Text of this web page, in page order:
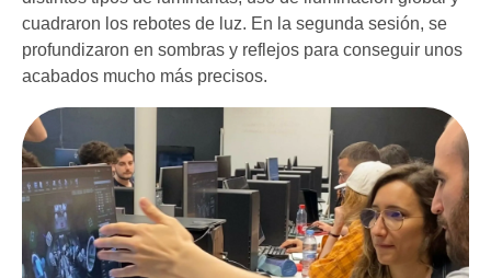
cuadraron los rebotes de luz. En la segunda sesión, se
profundizaron en sombras y reflejos para conseguir unos
acabados mucho más precisos.